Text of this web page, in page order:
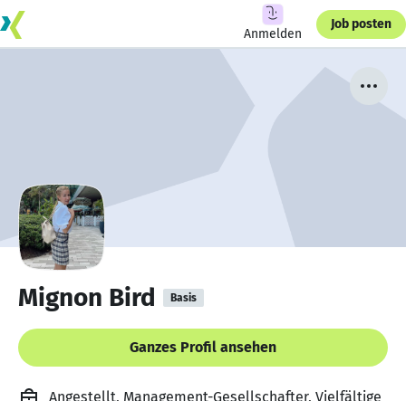
Anmelden
Job posten
Mignon Bird Basis
Ganzes Profil ansehen
Angestellt, Management-Gesellschafter, Vielfältige